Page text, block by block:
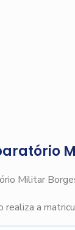
Militar
realiza a